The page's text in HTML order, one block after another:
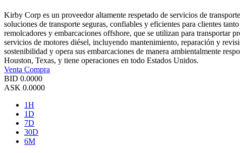
Kirby Corp es un proveedor altamente respetado de servicios de
soluciones de transporte seguras, confiables y eficientes para clientes
remolcadores y embarcaciones offshore, que se utilizan para
servicios de motores diésel, incluyendo mantenimiento, reparación y
sostenibilidad y opera sus embarcaciones de manera ambientalmente
Houston, Texas, y tiene operaciones en todo Estados Unidos.
Venta Compra
BID 0.0000
ASK 0.0000
1H
1D
7D
30D
6M